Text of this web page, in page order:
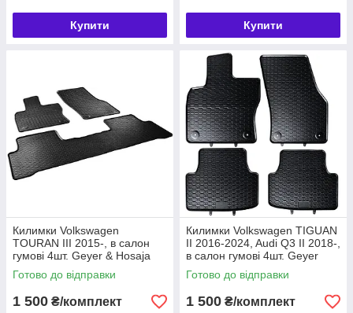
Купити Купити
Килимки Volkswagen
TOURAN III 2015-, в салон
гумові 4шт. Geyer & Hosaja
Польща (891/3C)
Готово до відправки
1 500 ₴/комплект
Килимки Volkswagen TIGUAN
II 2016-2024, Audi Q3 II 2018-,
в салон гумові 4шт. Geyer
& Hosaja Польща (879/4C)
Готово до відправки
1 500 ₴/комплект